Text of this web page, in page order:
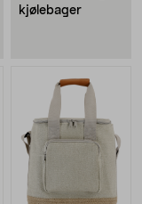
kjølebager